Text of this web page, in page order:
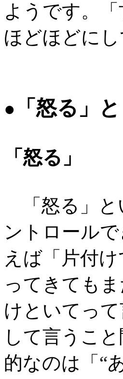
ようです。
ほどほどに
● 「怒る」
「怒る」
「怒る」と
ントロール
えば「片付
ってきても
けといてっ
して言うこ
的なのは「“